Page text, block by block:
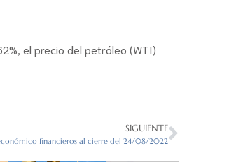
el precio del petróleo (WTI)
SIGUIENTE
financieros al cierre del 24/08/2022